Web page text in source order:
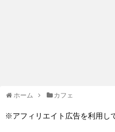
ホーム カフェ
※アフィリエイト広告を利用し